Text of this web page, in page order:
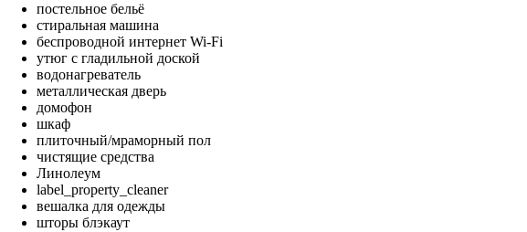
постельное бельё
стиральная машина
беспроводной интернет Wi-Fi
утюг с гладильной доской
водонагреватель
металлическая дверь
домофон
шкаф
плиточный/мраморный пол
чистящие средства
Линолеум
label_property_cleaner
вешалка для одежды
шторы блэкаут